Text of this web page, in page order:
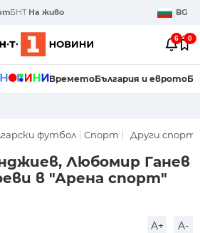
БНТ На живо BG
6 0
ВреметоБългария и еврото
футбол Спорт Други
Любомир Ганев
в "Арена спорт"
A+ A-